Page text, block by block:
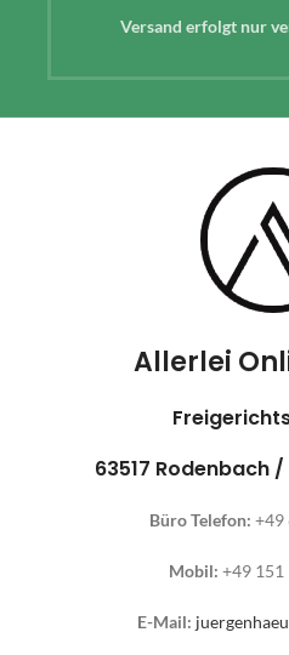
Versand erfolgt nur
Allerlei
63517 Rodenbach
Büro Telefon: +49
Mobil: +49 151
E-Mail: